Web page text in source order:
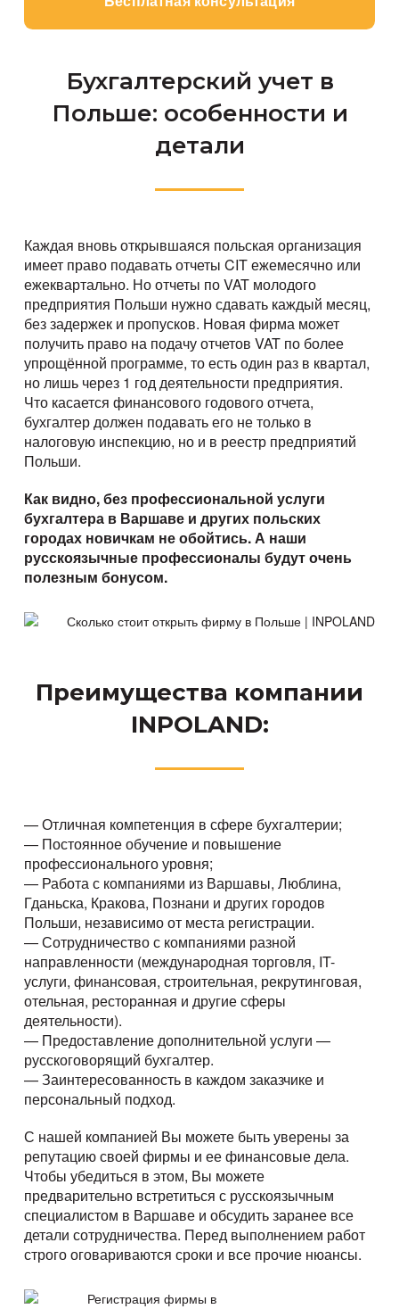
Бухгалтерский учет в
Польше: особенности и
детали
Каждая вновь открывшаяся польская организация
имеет право подавать отчеты CIT ежемесячно или
ежеквартально. Но отчеты по VAT молодого
предприятия Польши нужно сдавать каждый месяц,
без задержек и пропусков. Новая фирма может
получить право на подачу отчетов VAT по более
упрощённой программе, то есть один раз в квартал,
но лишь через 1 год деятельности предприятия.
Что касается финансового годового отчета,
бухгалтер должен подавать его не только в
налоговую инспекцию, но и в реестр предприятий
Польши.
Как видно, без профессиональной услуги
бухгалтера в Варшаве и других польских
городах новичкам не обойтись. А наши
русскоязычные профессионалы будут очень
полезным бонусом.
Преимущества компании
INPOLAND:
— Отличная компетенция в сфере бухгалтерии;
— Постоянное обучение и повышение
профессионального уровня;
— Работа с компаниями из Варшавы, Люблина,
Гданьска, Кракова, Познани и других городов
Польши, независимо от места регистрации.
— Сотрудничество с компаниями разной
направленности (международная торговля, IT-
услуги, финансовая, строительная, рекрутинговая,
отельная, ресторанная и другие сферы
деятельности).
— Предоставление дополнительной услуги —
русскоговорящий бухгалтер.
— Заинтересованность в каждом заказчике и
персональный подход.
С нашей компанией Вы можете быть уверены за
репутацию своей фирмы и ее финансовые дела.
Чтобы убедиться в этом, Вы можете
предварительно встретиться с русскоязычным
специалистом в Варшаве и обсудить заранее все
детали сотрудничества. Перед выполнением работ
строго оговариваются сроки и все прочие нюансы.